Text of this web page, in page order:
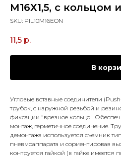
М16Х1,5, с кольцом
SKU: PIL10M16EON
11,5 р.
В
Угловые вставные соединители
трубок, с наружной резьбой и
фиксации "врезное кольцо".
монтаж, герметичное соединение.
демонтажа используется съемник
пневмоаппарата и сориентировав
контруется гайкой (в гайке имеется